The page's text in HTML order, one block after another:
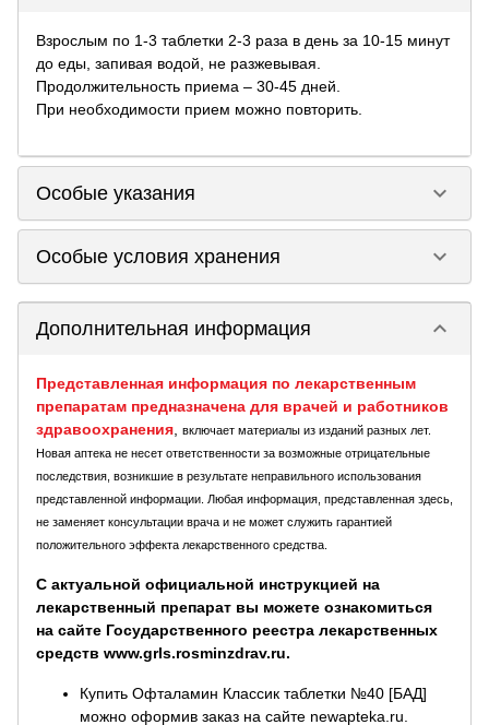
Взрослым по 1-3 таблетки 2-3 раза в день за 10-15 минут
до еды, запивая водой, не разжевывая.
Продолжительность приема – 30-45 дней.
При необходимости прием можно повторить.
Особые указания keyboard_arrow_down
Особые условия хранения keyboard_arrow_down
Дополнительная информация keyboard_arrow_down
Представленная информация по лекарственным
препаратам предназначена для врачей и работников
здравоохранения
включает материалы из изданий разных лет.
Новая аптека не несет ответственности за возможные отрицательные
последствия, возникшие в результате неправильного использования
представленной информации. Любая информация, представленная здесь,
не заменяет консультации врача и не может служить гарантией
положительного эффекта лекарственного средства.
С актуальной официальной инструкцией на
лекарственный препарат вы можете ознакомиться
на сайте Государственного реестра лекарственных
средств www.grls.rosminzdrav.ru.
Купить Офталамин Классик таблетки №40 [БАД]
можно оформив заказ на сайте newapteka.ru.